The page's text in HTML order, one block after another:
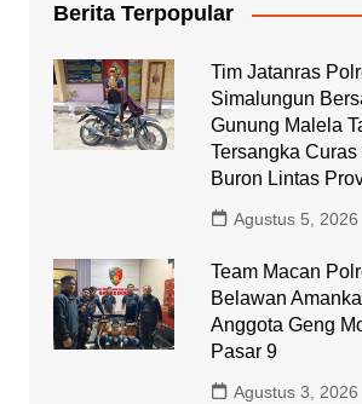
Berita Terpopular
Tim Jatanras
Simalungun
Gunung Malela
Tersangka
Buron Lintas
Agustus 5, 2026
Team Macan
Belawan
Anggota Geng
Pasar 9
Agustus 3, 2026